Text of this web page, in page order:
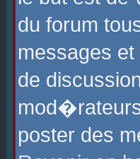
du forum
messages
de
poster des